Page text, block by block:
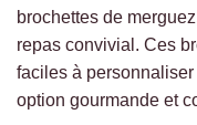
brochettes de
repas convivial. Ces
faciles à
option gourmande et